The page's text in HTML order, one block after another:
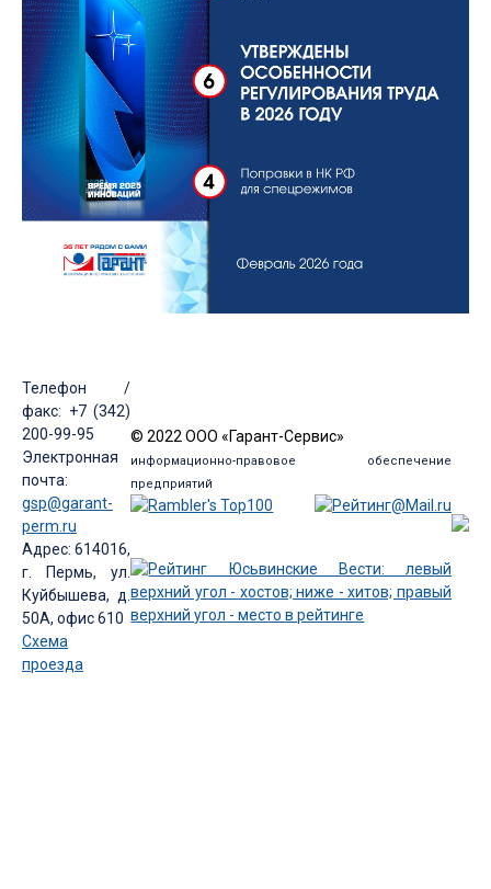
Телефон /
факс: +7 (342)
200-99-95
Электронная
почта:
gsp@garant-
perm.ru
Адрес: 614016,
г. Пермь, ул.
Куйбышева, д.
50А, офис 610
Схема
проезда
© 2022 ООО «Гарант-Сервис»
информационно-правовое обеспечение
предприятий